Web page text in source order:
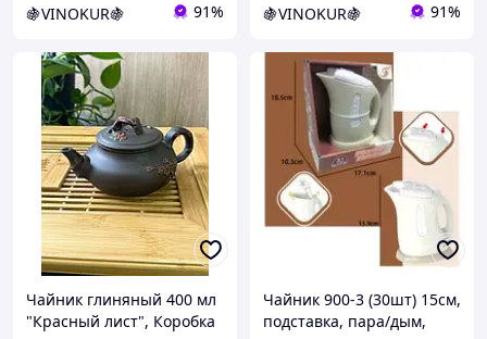
🍇VINOKUR🍇 91% 🍇VINOKUR🍇 91%
Чайник глиняный 400 мл
"Красный лист", Коробка
Чайник 900-3 (30шт) 15см,
подставка, пара/дым,